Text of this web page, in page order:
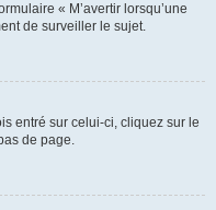
« M’avertir lorsqu’une
de surveiller le sujet.
entré sur celui-ci, cliquez sur le
de page.